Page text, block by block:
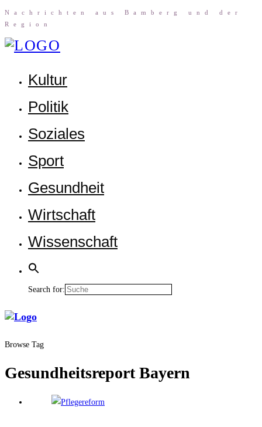
Nach­rich­ten aus Bam­berg und der
Region
Kul­tur
Poli­tik
Sozia­les
Sport
Gesund­heit
Wirt­schaft
Wis­sen­schaft
Search for:
Browse Tag
Gesundheitsreport Bayern